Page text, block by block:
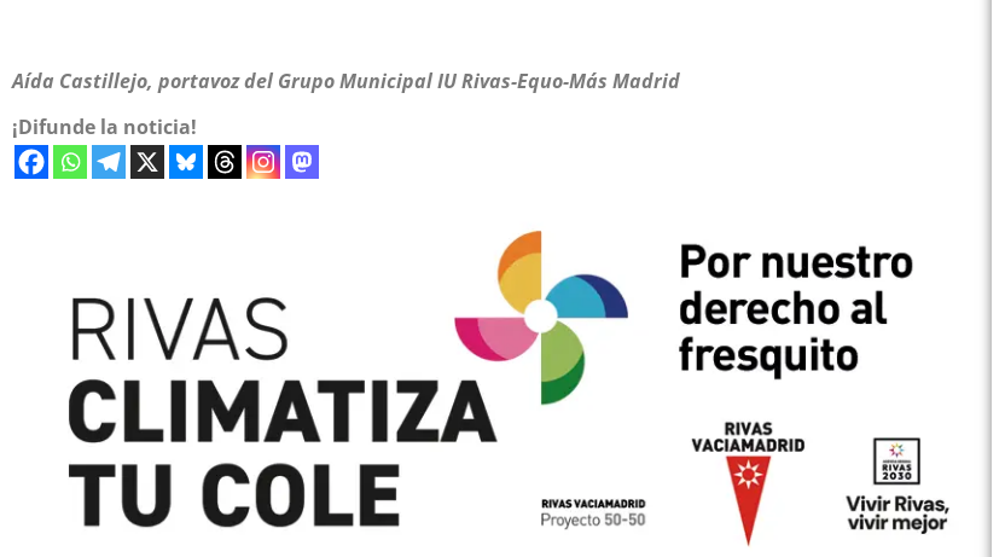
Aída Castillejo, portavoz del Grupo Municipal IU Rivas-Equo-Más Madrid
¡Difunde la noticia!